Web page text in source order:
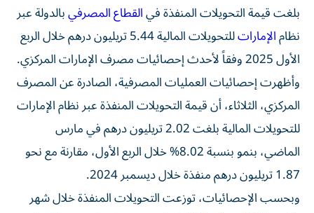
بلغت قيمة التحويلات المنفذة فيالقطاع المصرفيبالدولة عبر
نظامالإمارات
للتحويلات المالية 5.44 تريليون درهم خلال الربع
الأول 2025 وفقاً لأحدث إحصائيات مصرف الإمارات المركزي.
وأظهرت إحصائيات العمليات المصرفية، الصادرة عن المصرف
المركزي، الثلاثاء، أن قيمة التحويلات المنفذة عبر نظام الإمارات
للتحويلات المالية بلغت 2.02 تريليون درهم في مارس
الماضي، بنمو بنسبة 8.02% خلال الربع الأول، مقارنة مع نحو
1.87 تريليون درهم منفذة خلال ديسمبر 2024.
وبحسب الإحصائيات، توزعت التحويلات المنفذة خلال شهر